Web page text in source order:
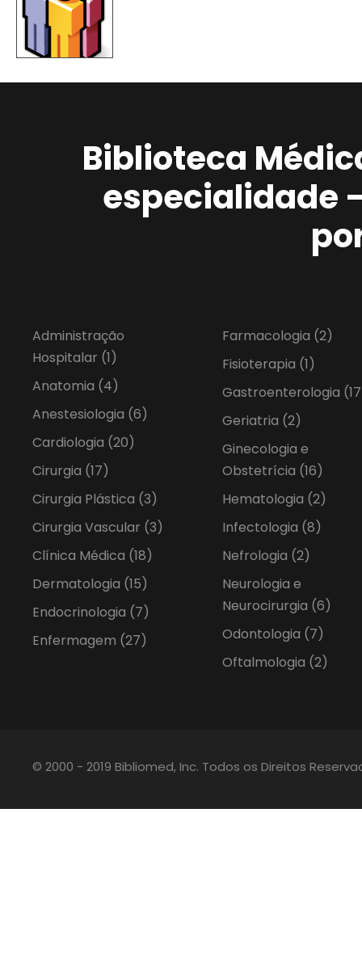
Biblioteca
especialidade
Administração
Hospitalar (1)
Anatomia (4)
Anestesiologia (6)
Cardiologia (20)
Cirurgia (17)
Cirurgia Plástica (3)
Cirurgia Vascular (3)
Clínica Médica (18)
Dermatologia (15)
Endocrinologia (7)
Enfermagem (27)
Farmacologia (2)
Fisioterapia (1)
Gastroenterologia
Geriatria (2)
Ginecologia e
Obstetrícia (16)
Hematologia (2)
Infectologia (8)
Nefrologia (2)
Neurologia e
Neurocirurgia (6)
Odontologia (7)
Oftalmologia (2)
© 2000 - 2019 Bibliomed, Inc. Todos os Direitos